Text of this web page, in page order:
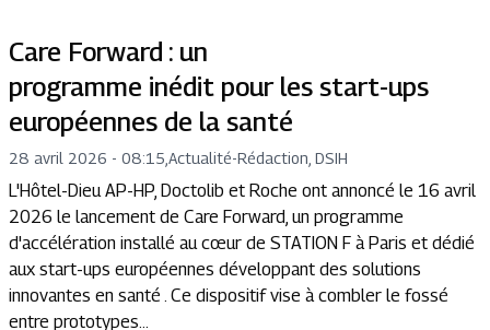
Care Forward : un
programme inédit pour les start-ups
européennes de la santé
28 avril 2026 - 08:15 Actualité-Rédaction, DSIH
L'Hôtel-Dieu AP-HP, Doctolib et Roche ont annoncé le 16 avril
2026 le lancement de Care Forward, un programme
d'accélération installé au cœur de STATION F à Paris et dédié
aux start-ups européennes développant des solutions
innovantes en santé . Ce dispositif vise à combler le fossé
entre prototypes...